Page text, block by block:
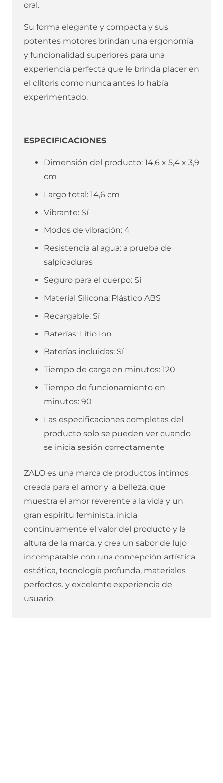
oral.
Su forma elegante y compacta y sus
potentes motores brindan una ergonomía
y funcionalidad superiores para una
experiencia perfecta que le brinda placer en
el clítoris como nunca antes lo había
experimentado.
ESPECIFICACIONES
Dimensión del producto: 14,6 x 5,4 x 3,9
cm
Largo total: 14,6 cm
Vibrante: Sí
Modos de vibración: 4
Resistencia al agua: a prueba de
salpicaduras
Seguro para el cuerpo: Sí
Material Silicona: Plástico ABS
Recargable: Sí
Baterías: Litio Ion
Baterías incluidas: Sí
Tiempo de carga en minutos: 120
Tiempo de funcionamiento en
minutos: 90
Las especificaciones completas del
producto solo se pueden ver cuando
se inicia sesión correctamente
ZALO es una marca de productos íntimos
creada para el amor y la belleza, que
muestra el amor reverente a la vida y un
gran espíritu feminista, inicia
continuamente el valor del producto y la
altura de la marca, y crea un sabor de lujo
incomparable con una concepción artística
estética, tecnología profunda, materiales
perfectos. y excelente experiencia de
usuario.